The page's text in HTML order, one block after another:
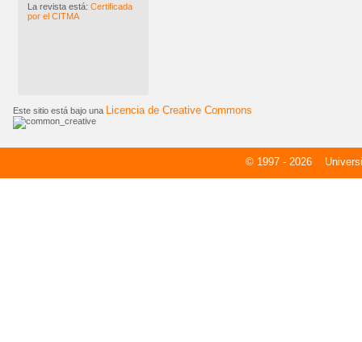
La revista está: Certificada
por el CITMA
Este sitio está bajo una Licencia de Creative Commons
© 1997 - 2026